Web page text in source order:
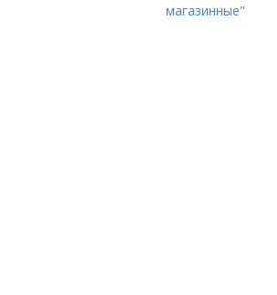
магазинные"